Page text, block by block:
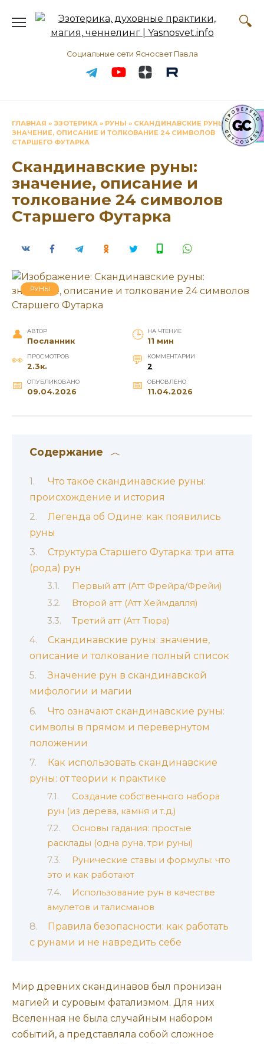
содержанию
Социальные сети Ясносвет Павла
ГЛАВНАЯ » ЭЗОТЕРИКА » РУНЫ » СКАНДИНАВСКИЕ РУНЫ:
ЗНАЧЕНИЕ, ОПИСАНИЕ И ТОЛКОВАНИЕ 24 СИМВОЛОВ
СТАРШЕГО ФУТАРКА
Скандинавские руны:
значение, описание и
толкование 24 символов
Старшего Футарка
РУНЫ
АВТОР
Посланник
НА ЧТЕНИЕ
11 мин
ПРОСМОТРОВ
2.3к.
КОММЕНТАРИИ
2
ОПУБЛИКОВАНО
09.04.2026
ОБНОВЛЕНО
11.04.2026
Содержание
Что такое скандинавские руны:
происхождение и история
Легенда об Одине: как появились
руны
Структура Старшего Футарка: три атта
(рода) рун
Первый атт (Атт Фрейра/Фрейи)
Второй атт (Атт Хеймдалля)
Третий атт (Атт Тюра)
Скандинавские руны: значение,
описание и толкование полный список
Значение рун в скандинавской
мифологии и магии
Что означают скандинавские руны:
символы в прямом и перевернутом
положении
Как использовать скандинавские
руны: от теории к практике
Создание собственного набора
рун (из дерева, камня и т.д.)
Основы гадания: простые
расклады (одна руна, три руны)
Рунические ставы и формулы: что
это и как работают
Использование рун в качестве
амулетов и талисманов
Правила безопасности: как работать
с рунами и не навредить себе
Мир древних скандинавов был пронизан
магией и суровым фатализмом. Для них
Вселенная не была случайным набором
событий, а представляла собой сложное